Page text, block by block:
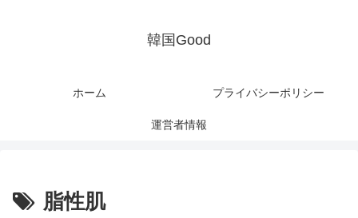
韓国Good
ホーム プライバシーポリシー
運営者情報
脂性肌